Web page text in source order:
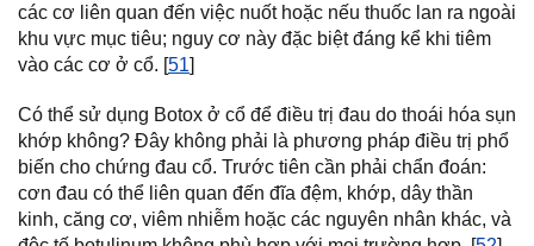
các cơ liên quan đến việc nuốt hoặc nếu thuốc lan ra ngoài
khu vực mục tiêu; nguy cơ này đặc biệt đáng kể khi tiêm
vào các cơ ở cổ. [51]
Có thể sử dụng Botox ở cổ để điều trị đau do thoái hóa sụn
khớp không? Đây không phải là phương pháp điều trị phổ
biến cho chứng đau cổ. Trước tiên cần phải chẩn đoán:
cơn đau có thể liên quan đến đĩa đệm, khớp, dây thần
kinh, căng cơ, viêm nhiễm hoặc các nguyên nhân khác, và